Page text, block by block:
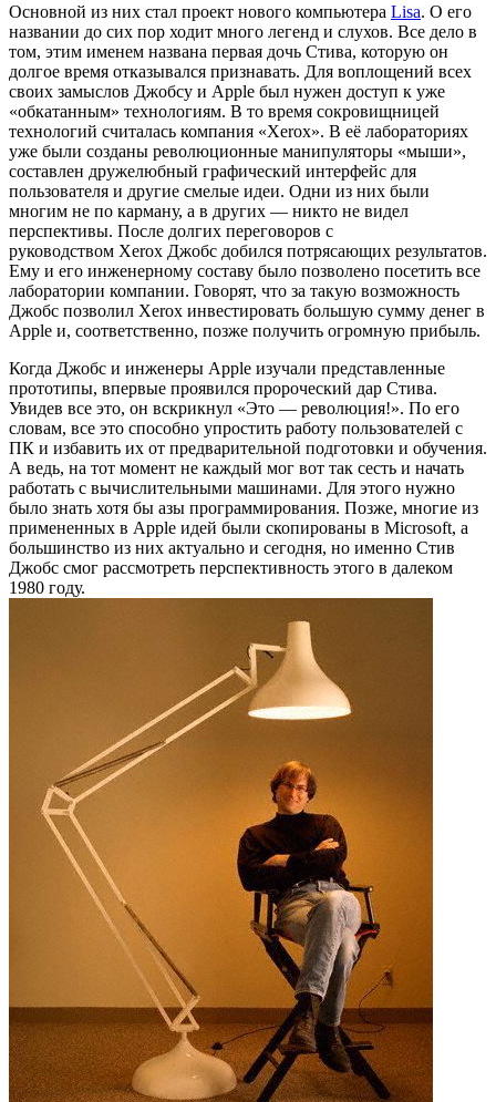
Основной из них стал проект нового компьютера Lisa. О его
названии до сих пор ходит много легенд и слухов. Все дело в
том, этим именем названа первая дочь Стива, которую он
долгое время отказывался признавать. Для воплощений всех
своих замыслов Джобсу и Apple был нужен доступ к уже
«обкатанным» технологиям. В то время сокровищницей
технологий считалась компания «Xerox». В её лабораториях
уже были созданы революционные манипуляторы «мыши»,
составлен дружелюбный графический интерфейс для
пользователя и другие смелые идеи. Одни из них были
многим не по карману, а в других — никто не видел
перспективы. После долгих переговоров с
руководством Xerox Джобс добился потрясающих результатов.
Ему и его инженерному составу было позволено посетить все
лаборатории компании. Говорят, что за такую возможность
Джобс позволил Xerox инвестировать большую сумму денег в
Apple и, соответственно, позже получить огромную прибыль.
Когда Джобс и инженеры Apple изучали представленные
прототипы, впервые проявился пророческий дар Стива.
Увидев все это, он вскрикнул «Это — революция!». По его
словам, все это способно упростить работу пользователей с
ПК и избавить их от предварительной подготовки и обучения.
А ведь, на тот момент не каждый мог вот так сесть и начать
работать с вычислительными машинами. Для этого нужно
было знать хотя бы азы программирования. Позже, многие из
примененных в Apple идей были скопированы в Microsoft, а
большинство из них актуально и сегодня, но именно Стив
Джобс смог рассмотреть перспективность этого в далеком
1980 году.